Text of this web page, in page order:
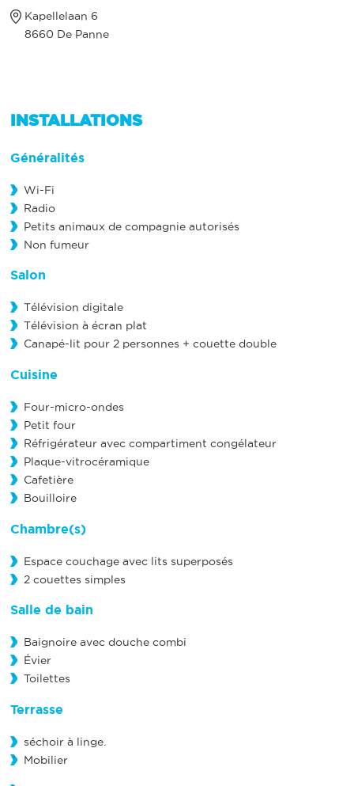
Kapellelaan 6
8660 De Panne
INSTALLATIONS
Généralités
Wi-Fi
Radio
Petits animaux de compagnie autorisés
Non fumeur
Salon
Télévision digitale
Télévision à écran plat
Canapé-lit pour 2 personnes + couette double
Cuisine
Four-micro-ondes
Petit four
Réfrigérateur avec compartiment congélateur
Plaque-vitrocéramique
Cafetière
Bouilloire
Chambre(s)
Espace couchage avec lits superposés
2 couettes simples
Salle de bain
Baignoire avec douche combi
Évier
Toilettes
Terrasse
séchoir à linge.
Mobilier